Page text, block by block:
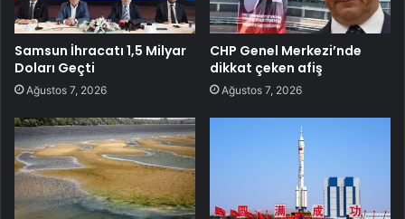
Samsun İhracatı 1,5 Milyar
Doları Geçti
Ağustos 7, 2026
CHP Genel Merkezi’nde
dikkat çeken afiş
Ağustos 7, 2026